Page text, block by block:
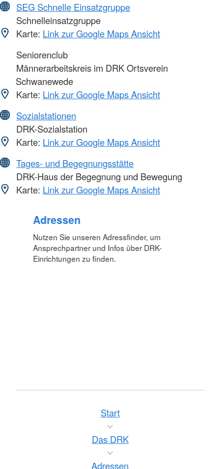
SEG Schnelle Einsatzgruppe
Schnelleinsatzgruppe
Karte: Link zur Google Maps Ansicht
Seniorenclub
Männerarbeitskreis im DRK Ortsverein
Schwanewede
Karte: Link zur Google Maps Ansicht
Sozialstationen
DRK-Sozialstation
Karte: Link zur Google Maps Ansicht
Tages- und Begegnungsstätte
DRK-Haus der Begegnung und Bewegung
Karte: Link zur Google Maps Ansicht
Foto: A. Zelck / DRKS
Adressen
Nutzen Sie unseren Adressfinder, um
Ansprechpartner und Infos über DRK-
Einrichtungen zu finden.
Start
Das DRK
Adressen